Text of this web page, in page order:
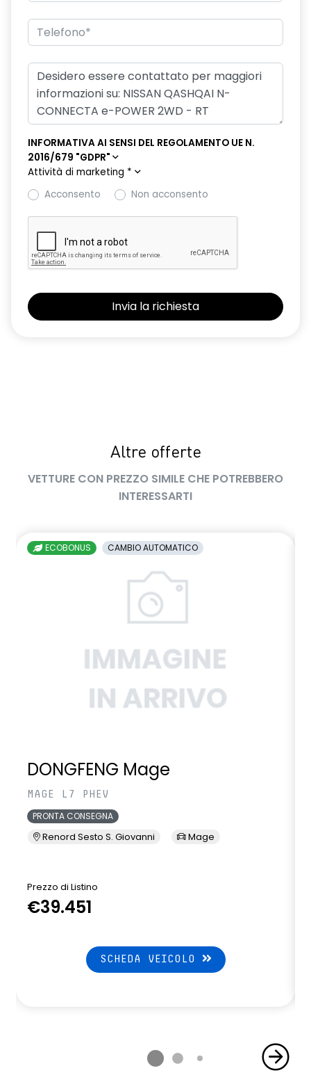
INFORMATIVA AI SENSI DEL REGOLAMENTO UE N.
2016/679 "GDPR"
Attività di marketing *
Acconsento
Non acconsento
Altre offerte
VETTURE CON PREZZO SIMILE CHE POTREBBERO
INTERESSARTI
ECOBONUS CAMBIO AUTOMATICO
DONGFENG Mage
MAGE L7 PHEV
PRONTA CONSEGNA
Renord Sesto S. Giovanni Mage
Prezzo di Listino
€39.451
SCHEDA VEICOLO